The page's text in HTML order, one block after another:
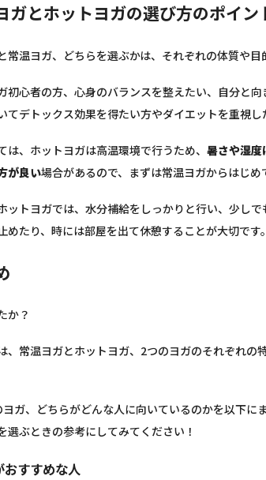
ガとホットヨガの選び方のポイン
常温ヨガ、どちらを選ぶかは、それぞれの体質や目
初心者の方、心身のバランスを整えたい、自分と
てデトックス効果を得たい方やダイエットを重視し
は、ホットヨガは高温環境で行うため、 暑さや湿度
が良い場合があるので、まずは常温ヨガからはじめ
ットヨガでは、水分補給をしっかりと行い、少し
めたり、時には部屋を出て休憩することが大切です。
か？
、常温ヨガとホットヨガ、2つのヨガのそれぞれの
ガ、どちらがどんな人に向いているのかを以下に
選ぶときの参考にしてみてください！
おすすめな人